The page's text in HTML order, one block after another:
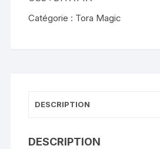
-
Catégorie : Tora Magic
DESCRIPTION
DESCRIPTION